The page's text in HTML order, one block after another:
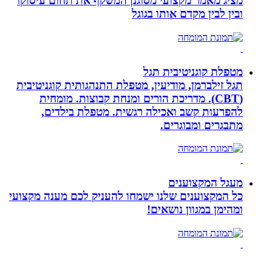
ובין לבין מקדם אותו בגוגל
מטפלת קוגניטיבית תגל
תגל זילברמן, מודיעין, מטפלת התנהגותית קוגניטיבית
(CBT). מדריכת הורים ומנחת קבוצות. מומחית
להפרעות קשב ואכילה רגשית. מטפלת בילדים,
מתבגרים ומבוגרים.
מעגל המקצוענים
כל המקצוענים שלנו ישמחו להעניק לכם מענה מקצועי
ומהימן במגוון נושאים!